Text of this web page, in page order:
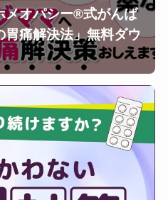
メオパシー®︎式がんば
胃痛解決法」無料ダウ